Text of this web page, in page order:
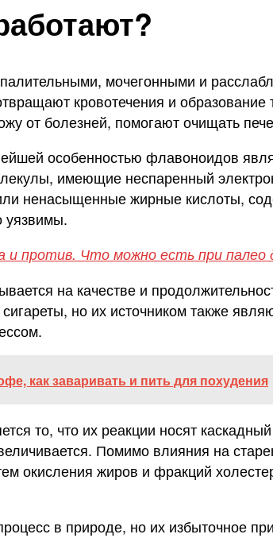
мочегонными и
кровотечения и
от болезней, помогают очищать
особенностью флавоноидов
имеющие неспаренный
ненасыщенные жирные кислоты,
уязвимы.
против. Что можно есть при палео
на качестве и
но их источником также
как заваривать и пить для похудения
то, что их реакции носят
Помимо влияния на
окисления жиров и фракций
в природе, но их избыточное